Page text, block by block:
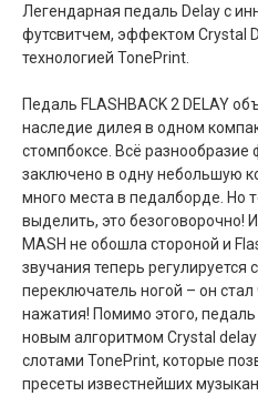
Легендарная педаль Delay с
футсвитчем, эффектом Crystal
технологией TonePrint.
Педаль FLASHBACK 2 DELAY
наследие дилея в одном
стомпбоксе. Всё разнообразие
заключено в одну небольшую
много места в педалборде. Но
выделить, это безоговорочно!
MASH не обошла стороной и
звучания теперь
переключатель ногой – он стал
нажатия! Помимо этого,
новым алгоритмом Crystal
слотами TonePrint, которые
пресеты известнейших